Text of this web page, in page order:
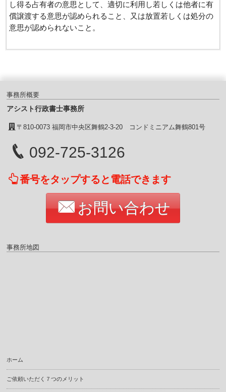
し得る占有者の意思として、適切に利用し若しくは他者に有
償譲渡する意思が認められること、又は放置若しくは処分の
意思が認められないこと。
事務所概要
アシスト行政書士事務所
〒810-0073 福岡市中央区舞鶴2-3-20 コンドミニアム舞鶴801号
092-725-3126
番号をタップすると電話できます
お問い合わせ
事務所地図
ホーム
ご依頼いただく７つのメリット